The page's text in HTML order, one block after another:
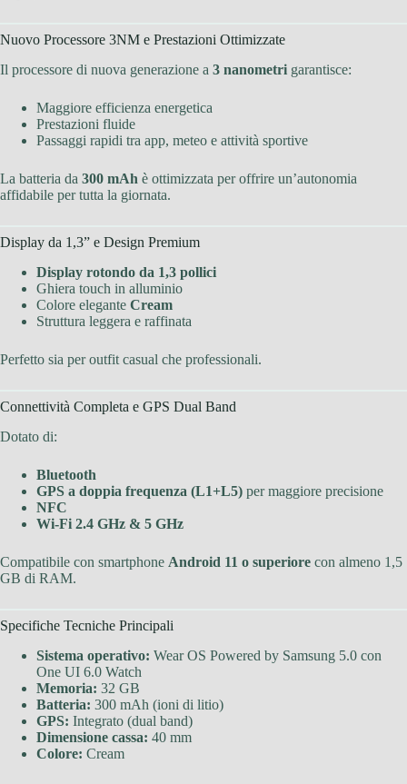
Nuovo Processore 3NM e Prestazioni Ottimizzate
Il processore di nuova generazione a 3 nanometri garantisce:
Maggiore efficienza energetica
Prestazioni fluide
Passaggi rapidi tra app, meteo e attività sportive
La batteria da 300 mAh è ottimizzata per offrire un’autonomia
affidabile per tutta la giornata.
Display da 1,3” e Design Premium
Display rotondo da 1,3 pollici
Ghiera touch in alluminio
Colore elegante Cream
Struttura leggera e raffinata
Perfetto sia per outfit casual che professionali.
Connettività Completa e GPS Dual Band
Dotato di:
Bluetooth
GPS a doppia frequenza (L1+L5) per maggiore precisione
NFC
Wi-Fi 2.4 GHz & 5 GHz
Compatibile con smartphone Android 11 o superiore con almeno 1,5
GB di RAM.
Specifiche Tecniche Principali
Sistema operativo: Wear OS Powered by Samsung 5.0 con
One UI 6.0 Watch
Memoria: 32 GB
Batteria: 300 mAh (ioni di litio)
GPS: Integrato (dual band)
Dimensione cassa: 40 mm
Colore: Cream